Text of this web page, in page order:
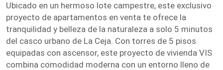
Ubicado en un hermoso lote campestre, este exclusivo
proyecto de apartamentos en venta te ofrece la
tranquilidad y belleza de la naturaleza a solo 5 minutos
del casco urbano de La Ceja. Con torres de 5 pisos
equipadas con ascensor, este proyecto de vivienda VIS
combina comodidad moderna con un entorno lleno de